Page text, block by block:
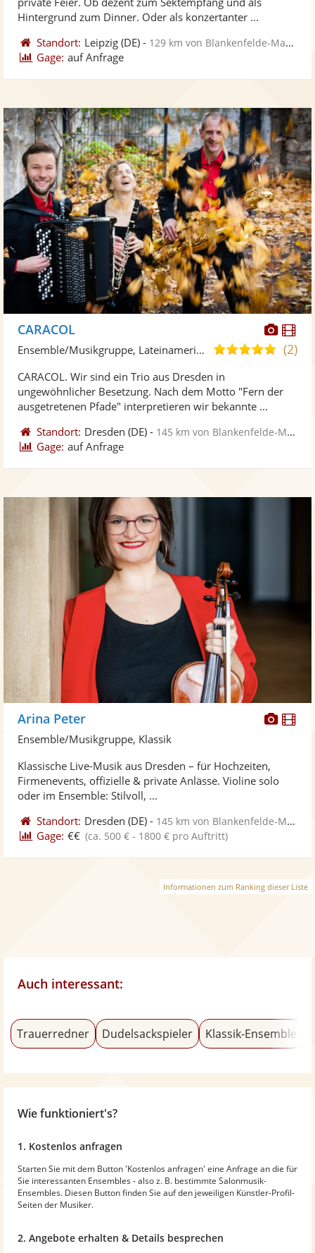
Hintergrund zum Dinner. Oder als konzertanter ...
Standort: Leipzig (DE) - 129 km von Blankenfelde-Mahlow
Gage: auf Anfrage
CARACOL
4,9(2)
Ensemble/Musikgruppe, Lateinamerikanische Musik
CARACOL. Wir sind ein Trio aus Dresden in
ungewöhnlicher Besetzung. Nach dem Motto "Fern der
ausgetretenen Pfade" interpretieren wir bekannte ...
Standort: Dresden (DE) - 145 km von Blankenfelde-Mahlow
Gage: auf Anfrage
Arina Peter
Ensemble/Musikgruppe, Klassik
Klassische Live-Musik aus Dresden – für Hochzeiten,
Firmenevents, offizielle & private Anlässe. Violine solo
oder im Ensemble: Stilvoll, ...
Standort: Dresden (DE) - 145 km von Blankenfelde-Mahlow
Gage: €€ (ca. 500 € - 1800 € pro Auftritt)
Informationen zum Ranking dieser Liste
Auch interessant:
Trauerredner Dudelsackspieler Klassik-Ensemble
Wie funktioniert's?
1. Kostenlos anfragen
Starten Sie mit dem Button 'Kostenlos anfragen' eine Anfrage an die für
Sie interessanten Ensembles - also z. B. bestimmte Salonmusik-
Ensembles. Diesen Button finden Sie auf den jeweiligen Künstler-Profil-
Seiten der Musiker.
2. Angebote erhalten & Details besprechen